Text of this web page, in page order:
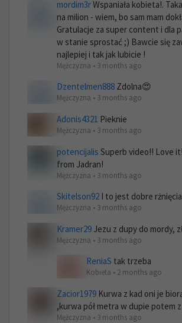
mordim3rWspaniała kobieta!.
na milion - wiem, bo sam mam
Gratulacje za super content i dla
w stanie sprostać ;) Bawcie się
najlepiej i tak jak lubicie !
Mężczyzna • 3 months ago
Dzentelmen888 Zdolna😍
Mężczyzna • 3 months ago
Adonis4321 Pieknie
Mężczyzna • 3 months ago
potencijalis Superb video!! Love
from Jadran!
Mężczyzna • 3 months ago
Skitelson92 I to jest dobre
Mężczyzna • 3 months ago
Kramer29 Jezu z dupy do mordy,
Mężczyzna • 3 months ago
ReniaS tak trzeba
Kobieta • 2 months ago
Zacior1979 Kurwa z kad oni je
,kurwa pół metra w dupie potem
Mężczyzna • 3 months ago